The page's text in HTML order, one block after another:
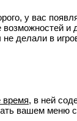
у вас
и
делали в
время, в ней
вашем меню